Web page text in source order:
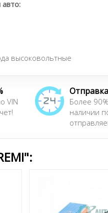
высоковольтные
VIN
Более
наличии